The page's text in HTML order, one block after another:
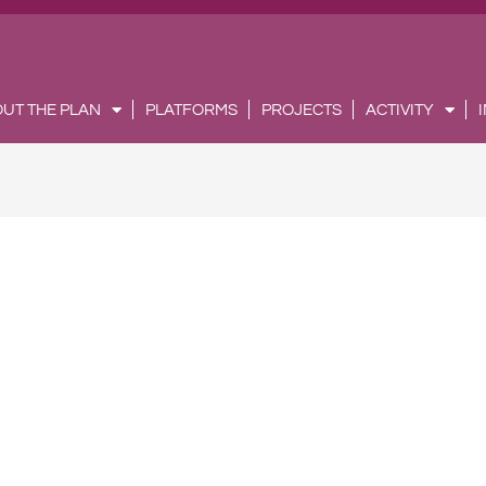
THE PLAN PLATFORMS PROJECTS ACTIVITY